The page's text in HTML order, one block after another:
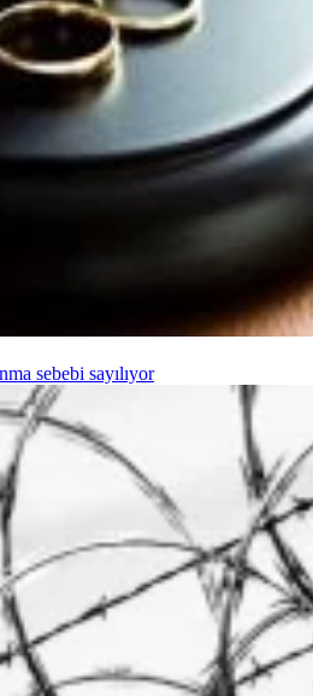
sebebi sayılıyor